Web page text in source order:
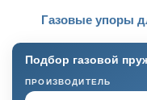
Газовые упоры
Подбор газовой
ПРОИЗВОДИТЕЛЬ